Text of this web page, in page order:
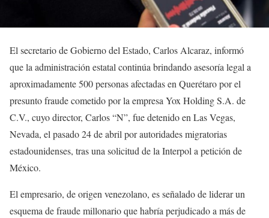
El secretario de Gobierno del Estado, Carlos Alcaraz, informó
que la administración estatal continúa brindando asesoría legal a
aproximadamente 500 personas afectadas en Querétaro por el
presunto fraude cometido por la empresa Yox Holding S.A. de
C.V., cuyo director, Carlos “N”, fue detenido en Las Vegas,
Nevada, el pasado 24 de abril por autoridades migratorias
estadounidenses, tras una solicitud de la Interpol a petición de
México.
El empresario, de origen venezolano, es señalado de liderar un
esquema de fraude millonario que habría perjudicado a más de